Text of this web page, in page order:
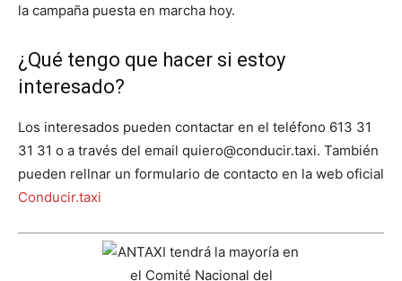
la campaña puesta en marcha hoy.
¿Qué tengo que hacer si estoy
interesado?
Los interesados pueden contactar en el teléfono 613 31
31 31 o a través del email quiero@conducir.taxi. También
pueden rellnar un formulario de contacto en la web oficial
Conducir.taxi